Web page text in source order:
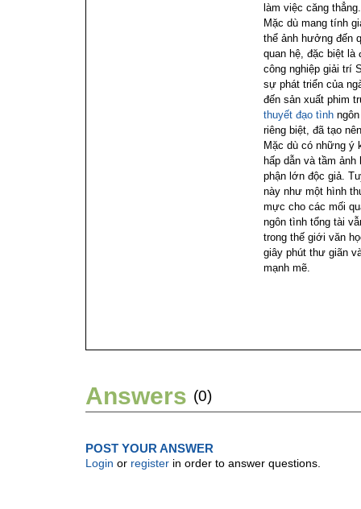
làm việc căng thẳng.
Mặc dù mang tính
thể ảnh hưởng đến
quan hệ, đặc biệt là
công nghiệp giải trí
sự phát triển của
đến sản xuất phim
thuyết đạo tình
riêng biệt, đã tạo
Mặc dù có những ý
hấp dẫn và tầm
phận lớn độc giả.
này như một hình
mực cho các mối
ngôn tình tổng tài
trong thế giới văn
giây phút thư giãn
mạnh mẽ.
Answers (0)
POST YOUR ANSWER
Login or register in order to answer questions.